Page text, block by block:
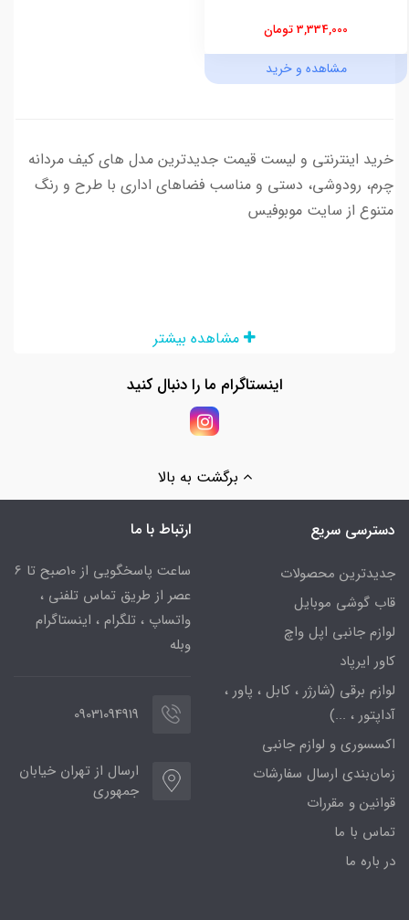
3,334,000 تومان
مشاهده و خرید
خرید اینترنتی و لیست قیمت جدیدترین مدل های کیف مردانه
چرم، رودوشی، دستی و مناسب فضاهای اداری با طرح و رنگ
متنوع از سایت موبوفیس
مشاهده بیشتر
اینستاگرام ما را دنبال کنید
برگشت به بالا
دسترسی سریع
جدیدترین محصولات
قاب گوشی موبایل
لوازم جانبی اپل واچ
کاور ایرپاد
لوازم برقی (شارژر ، کابل ، پاور ،
آداپتور ، ...)
اکسسوری و لوازم جانبی
زمان‌بندی ارسال سفارشات
قوانین و مقررات
تماس با ما
در باره ما
ارتباط با ما
ساعت پاسخگویی از 10صبح تا 6
عصر از طریق تماس تلفنی ،
واتساپ ، تلگرام ، اینستاگرام
وبله
09031094919
ارسال از تهران خیابان
جمهوری